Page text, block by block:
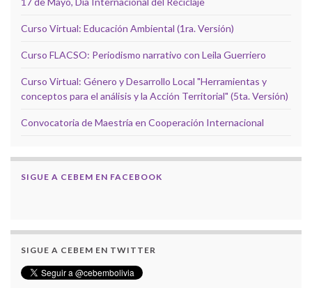
Curso Virtual: Educación Ambiental (1ra. Versión)
Curso FLACSO: Periodismo narrativo con Leila Guerriero
Curso Virtual: Género y Desarrollo Local "Herramientas y
conceptos para el análisis y la Acción Territorial" (5ta. Versión)
Convocatoria de Maestría en Cooperación Internacional
SIGUE A CEBEM EN FACEBOOK
SIGUE A CEBEM EN TWITTER